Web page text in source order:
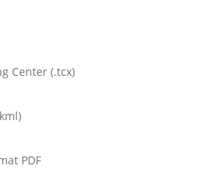
Center (.tcx)
PDF